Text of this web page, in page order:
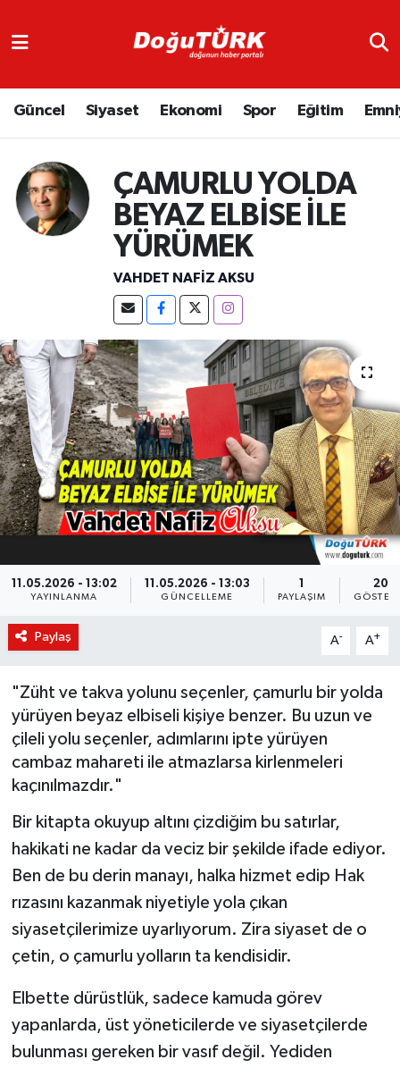
Güncel Siyaset Ekonomi Spor Eğitim
ÇAMURLU YOLDA
BEYAZ ELBİSE İLE
YÜRÜMEK
VAHDET NAFIZ AKSU
11.05.2026 - 13:02
YAYINLANMA
11.05.2026 - 13:03
GÜNCELLEME
1
PAYLAŞIM
20
Paylaş A- A+
"Züht ve takva yolunu seçenler, çamurlu bir yolda
yürüyen beyaz elbiseli kişiye benzer. Bu uzun ve
çileli yolu seçenler, adımlarını ipte yürüyen
cambaz mahareti ile atmazlarsa kirlenmeleri
kaçınılmazdır."
Bir kitapta okuyup altını çizdiğim bu satırlar,
hakikati ne kadar da veciz bir şekilde ifade ediyor.
Ben de bu derin manayı, halka hizmet edip Hak
rızasını kazanmak niyetiyle yola çıkan
siyasetçilerimize uyarlıyorum. Zira siyaset de o
çetin, o çamurlu yolların ta kendisidir.
Elbette dürüstlük, sadece kamuda görev
yapanlarda, üst yöneticilerde ve siyasetçilerde
bulunması gereken bir vasıf değil. Yediden
Asayiş
Bölge
Eğitim
GENEL
Güncel
KÜLTÜR-SANAT
Magazin
Medya
Politika
Spor
Türkiye
YEREL
Trafik Durumu
Süper Lig Puan Durumu ve Fikstür
Tüm Manşetler
Son Dakika Haberleri
Haber Arşivi